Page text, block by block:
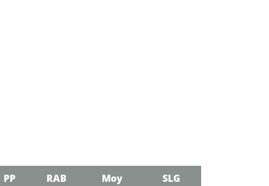
PP RAB Moy
SLG